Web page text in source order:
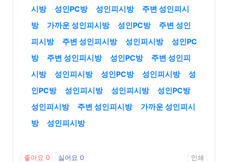
시방
성인PC방 성인피시방
주변 성인피시
방
가까운 성인피시방 성인PC방
주변 성인
피시방
주변 성인피시방 성인피시방
성인PC
방
주변 성인피시방 성인PC방
주변 성인피
시방
성인피시방 성인PC방 성인피시방
성
인PC방
성인피시방 성인피시방
성인PC방
성인피시방
주변 성인피시방
가까운 성인피시
방
성인피시방
좋아요 0 싫어요 0 인쇄